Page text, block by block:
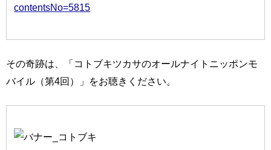
contentsNo=5815
その奇跡は、「コトブキツカサのオールナイトニッポンモ
バイル（第4回）」をお聴きください。